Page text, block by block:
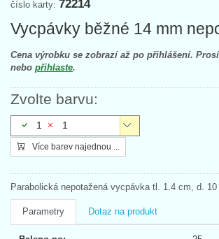
číslo karty: 72214
Vycpávky běžné 14 mm
Cena výrobku se zobrazí až po přihlášení.
nebo přihlaste.
Zvolte barvu:
1 1
Více barev najednou ...
Parabolická nepotažená vycpávka tl. 1.4 cm, d. 10
Parametry Dotaz na produkt